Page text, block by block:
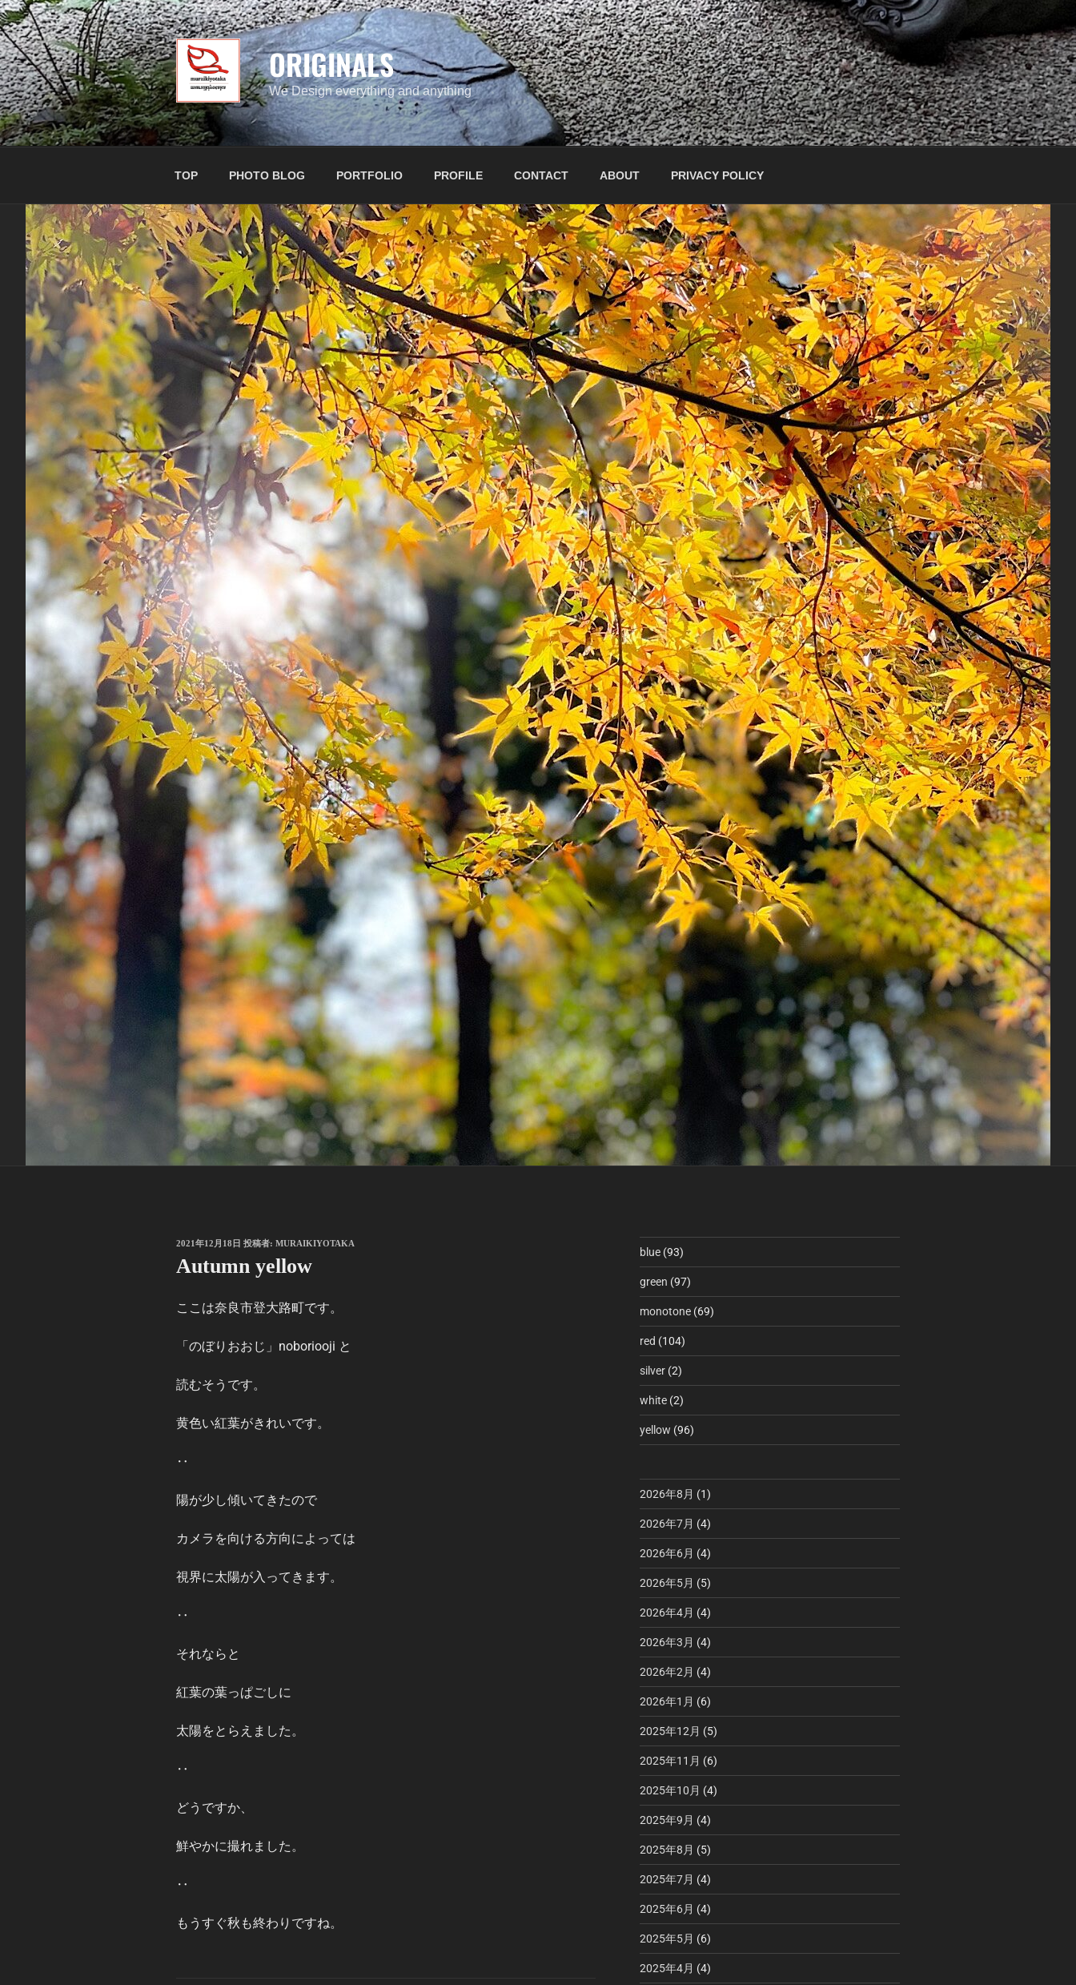
コ
ン
テ
ン
ツ
へ
ス
キ
ORIGINALS
We Design everything and anything
TOP PHOTO BLOG PORTFOLIO PROFILE CONTACT ABOUT PRIVACY POLICY
投
日:
2021年12月18日 投稿者: MURAIKIYOTAKA
Autumn yellow
ここは奈良市登大路町です。
「のぼりおおじ」noboriooji と
読むそうです。
黄色い紅葉がきれいです。
‥
陽が少し傾いてきたので
カメラを向ける方向によっては
視界に太陽が入ってきます。
‥
それならと
紅葉の葉っぱごしに
太陽をとらえました。
‥
どうですか、
鮮やかに撮れました。
‥
もうすぐ秋も終わりですね。
blue(93)
green (97)
monotone(69)
red (104)
silver(2)
white(2)
yellow (96)
2026年8月 (1)
2026年7月 (4)
2026年6月 (4)
2026年5月 (5)
2026年4月 (4)
2026年3月 (4)
2026年2月 (4)
2026年1月 (6)
2025年12月 (5)
2025年11月 (6)
2025年10月 (4)
2025年9月 (4)
2025年8月 (5)
2025年7月 (4)
2025年6月 (4)
2025年5月 (6)
2025年4月 (4)